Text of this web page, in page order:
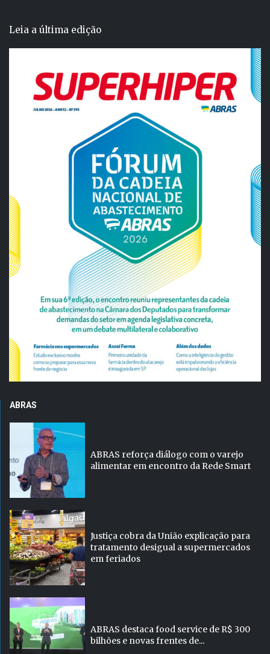
Leia a última edição
ABRAS
ABRAS reforça diálogo com o varejo
alimentar em encontro da Rede Smart
Justiça cobra da União explicação para
tratamento desigual a supermercados
em feriados
ABRAS destaca food service de R$ 300
bilhões e novas frentes de...